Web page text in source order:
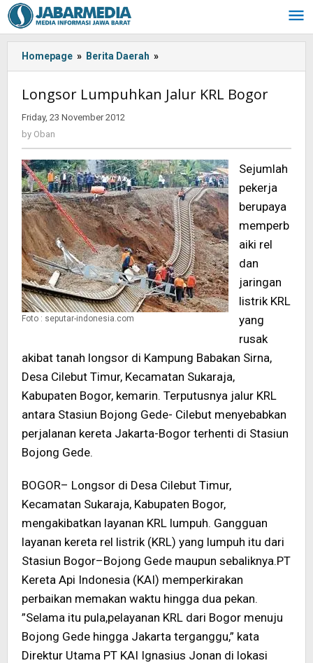
Skip
to
content
Homepage » Berita Daerah »
Lumpuhkan
KRL
Longsor Lumpuhkan Jalur KRL Bogor
Friday, 23 November 2012
by Oban
Foto : seputar-indonesia.com
Sejumlah
pekerja
berupaya
memperb
aiki rel
dan
jaringan
listrik KRL
yang
rusak
akibat tanah longsor di Kampung Babakan Sirna,
Desa Cilebut Timur, Kecamatan Sukaraja,
Kabupaten Bogor, kemarin. Terputusnya jalur KRL
antara Stasiun Bojong Gede- Cilebut menyebabkan
perjalanan kereta Jakarta-Bogor terhenti di Stasiun
Bojong Gede.
BOGOR– Longsor di Desa Cilebut Timur,
Kecamatan Sukaraja, Kabupaten Bogor,
mengakibatkan layanan KRL lumpuh. Gangguan
layanan kereta rel listrik (KRL) yang lumpuh itu dari
Stasiun Bogor–Bojong Gede maupun sebaliknya.PT
Kereta Api Indonesia (KAI) memperkirakan
perbaikan memakan waktu hingga dua pekan.
”Selama itu pula,pelayanan KRL dari Bogor menuju
Bojong Gede hingga Jakarta terganggu,” kata
Direktur Utama PT KAI Ignasius Jonan di lokasi